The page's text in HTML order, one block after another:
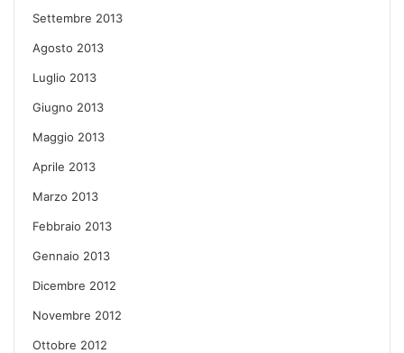
Settembre 2013
Agosto 2013
Luglio 2013
Giugno 2013
Maggio 2013
Aprile 2013
Marzo 2013
Febbraio 2013
Gennaio 2013
Dicembre 2012
Novembre 2012
Ottobre 2012